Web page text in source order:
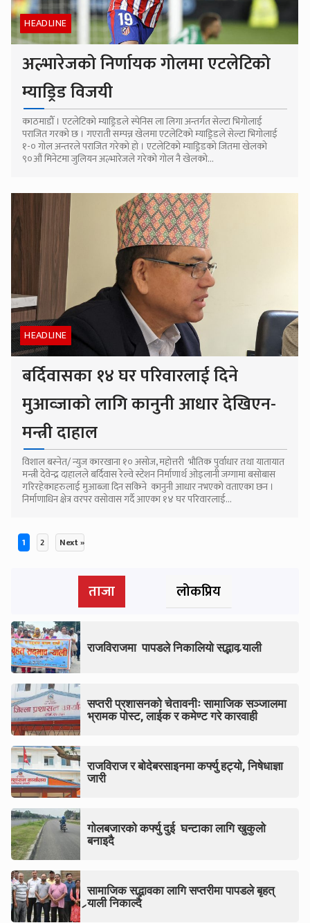
HEADLINE
अल्भारेजको निर्णायक गोलमा एटलेटिको
म्याड्रिड विजयी
काठमाडौँ । एटलेटिको म्याड्रिडले स्पेनिस ला लिगा अन्तर्गत सेल्टा भिगोलाई
पराजित गरको छ । गएराती सम्पन्न खेलमा एटलेटिको म्याड्रिडले सेल्टा भिगोलाई
१-० गोल अन्तरले पराजित गरेको हो । एटलेटिको म्याड्रिडको जितमा खेलको
९०औं मिनेटमा जुलियन अल्भारेजले गरेको गोल नै खेलको...
HEADLINE
बर्दिवासका १४ घर परिवारलाई दिने
मुआव्जाको लागि कानुनी आधार देखिएन-
मन्त्री दाहाल
विशाल बस्नेत/ न्युज कारखाना १० असोज, महोत्तरी भौतिक पुर्वाधार तथा यातायात
मन्त्री देवेन्द्र दाहालले बर्दिवास रेल्वे स्टेशन निर्माणार्थ ओइलानी जग्गामा बसोबास
गरिरहेकाहरुलाई मुआब्जा दिन सकिने कानुनी आधार नभएको वताएका छन ।
निर्माणाधिन क्षेत्र वरपर वसोवास गर्दै आएका १४ घर परिवारलाई...
Posts
pagination
1 2 Next »
ताजा लोकप्रिय
राजविराजमा पापडले निकालियो सद्भाव र्‍याली
सप्तरी प्रशासनको चेतावनीः सामाजिक सञ्जालमा
भ्रामक पोस्ट, लाईक र कमेण्ट गरे कारवाही
राजविराज र बोदेबरसाइनमा कर्फ्यु हट्यो, निषेधाज्ञा
जारी
गोलबजारको कर्फ्यु दुई घन्टाका लागि खुकुलो
बनाइदै
सामाजिक सद्भावका लागि सप्तरीमा पापडले बृहत्
र्‍याली निकाल्दै